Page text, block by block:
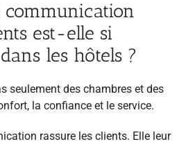
communication
est-elle si
les hôtels ?
seulement des chambres et des
la confiance et le service.
rassure les clients. Elle leur